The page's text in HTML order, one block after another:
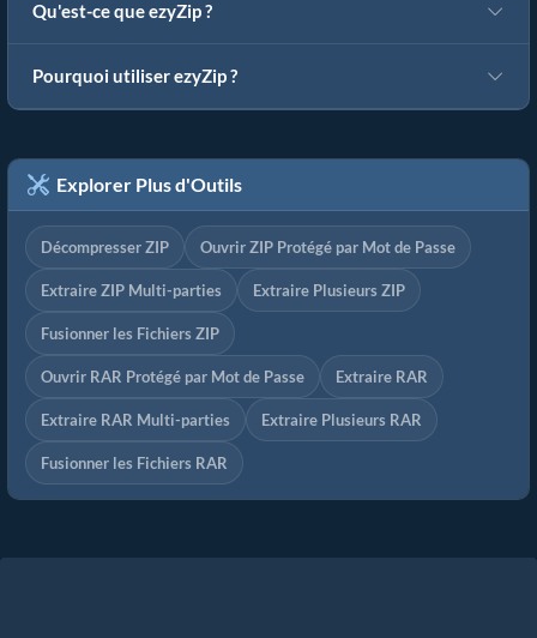
Qu'est-ce que ezyZip ?
Pourquoi utiliser ezyZip ?
Explorer Plus d'Outils
Décompresser ZIP Ouvrir ZIP Protégé par Mot de Passe
Extraire ZIP Multi-parties Extraire Plusieurs ZIP
Fusionner les Fichiers ZIP
Ouvrir RAR Protégé par Mot de Passe Extraire RAR
Extraire RAR Multi-parties Extraire Plusieurs RAR
Fusionner les Fichiers RAR